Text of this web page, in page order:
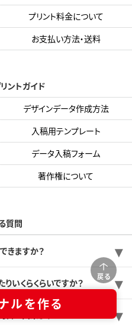
戻る
ルを作る
プリント料金について
お支払い方法・送料
ントガイド
デザインデータ作成方法
入稿用テンプレート
データ入稿フォーム
著作権について
質問
きますか？
いくらくらいですか？
で出来ますか？